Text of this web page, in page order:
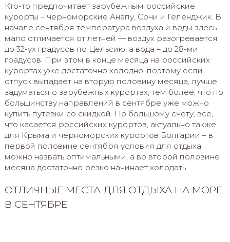
Кто-то предпочитает зарубежным российские
курорты – черноморские Анапу, Сочи и Геленджик. В
начале сентября температура воздуха и воды здесь
мало отличается от летней — воздух разогревается
до 32-ух градусов по Цельсию, а вода – до 28-ми
градусов. При этом в конце месяца на российских
курортах уже достаточно холодно, поэтому если
отпуск выпадает на вторую половину месяца, лучше
задуматься о зарубежных курортах, тем более, что по
большинству направлений в сентябре уже можно
купить путевки со скидкой. По большому счету, все,
что касается российских курортов, актуально также
для Крыма и черноморских курортов Болгарии – в
первой половине сентября условия для отдыха
можно назвать оптимальными, а во второй половине
месяца достаточно резко начинает холодать.
ОТЛИЧНЫЕ МЕСТА ДЛЯ ОТДЫХА НА МОРЕ
В СЕНТЯБРЕ